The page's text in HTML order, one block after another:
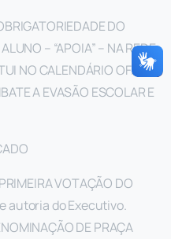
DO
– “APOIA” – NA REDE
NO CALENDÁRIO OFICIAL
A EVASÃO ESCOLAR E
VOTAÇÃO DO
autoria do Executivo.
DE PRAÇA